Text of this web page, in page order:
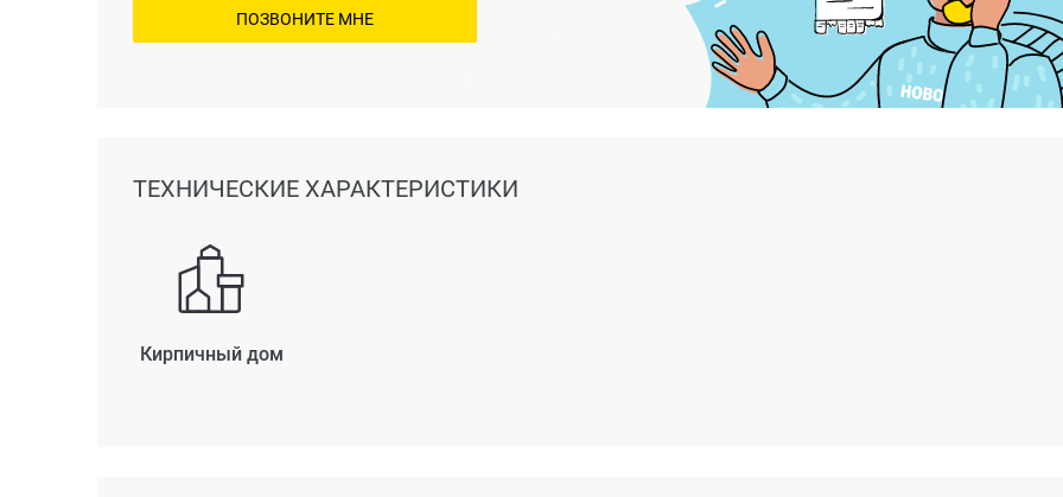
ПОЗВОНИТЕ МНЕ
ТЕХНИЧЕСКИЕ ХАРАКТЕРИСТИКИ
Кирпичный дом